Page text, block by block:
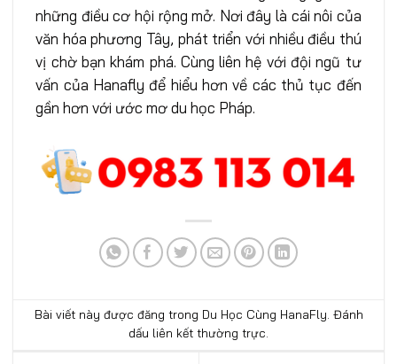
những điều cơ hội rộng mở. Nơi đây là cái nôi của
văn hóa phương Tây, phát triển với nhiều điều thú
vị chờ bạn khám phá. Cùng liên hệ với đội ngũ tư
vấn của Hanafly để hiểu hơn về các thủ tục đến
gần hơn với ước mơ du học Pháp.
Bài viết này được đăng trong Du Học Cùng HanaFly. Đánh
dấu liên kết thường trực.